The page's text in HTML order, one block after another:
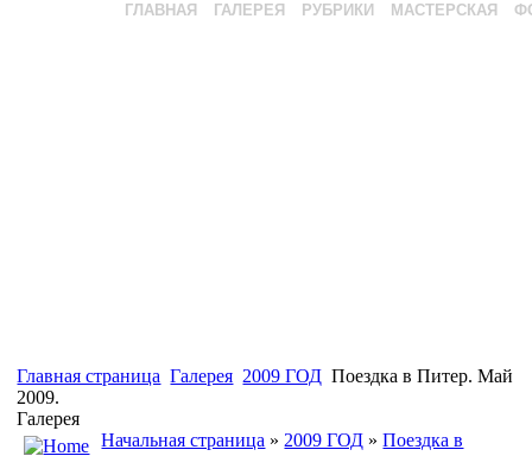
ГЛАВНАЯ ГАЛЕРЕЯ РУБРИКИ МАСТЕРСКАЯ
Главная страница Галерея 2009 ГОД Поездка в Питер. Май
2009.
Галерея
Начальная страница » 2009 ГОД »Поездка в